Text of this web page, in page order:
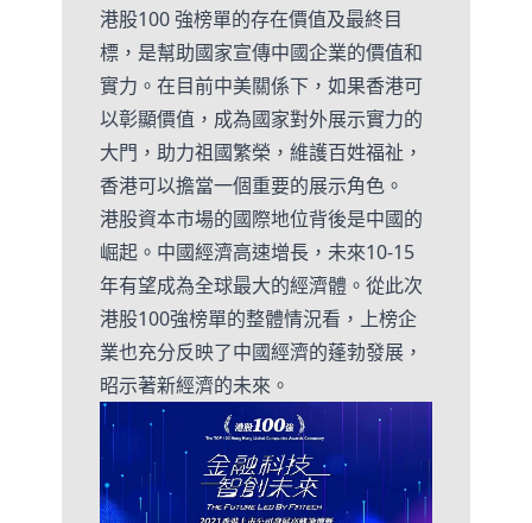
港股100 強榜單的存在價值及最終目
標，是幫助國家宣傳中國企業的價值和
實力。在目前中美關係下，如果香港可
以彰顯價值，成為國家對外展示實力的
大門，助力祖國繁榮，維護百姓福祉，
香港可以擔當一個重要的展示角色。
港股資本市場的國際地位背後是中國的
崛起。中國經濟高速增長，未來10-15
年有望成為全球最大的經濟體。從此次
港股100強榜單的整體情況看，上榜企
業也充分反映了中國經濟的蓬勃發展，
昭示著新經濟的未來。